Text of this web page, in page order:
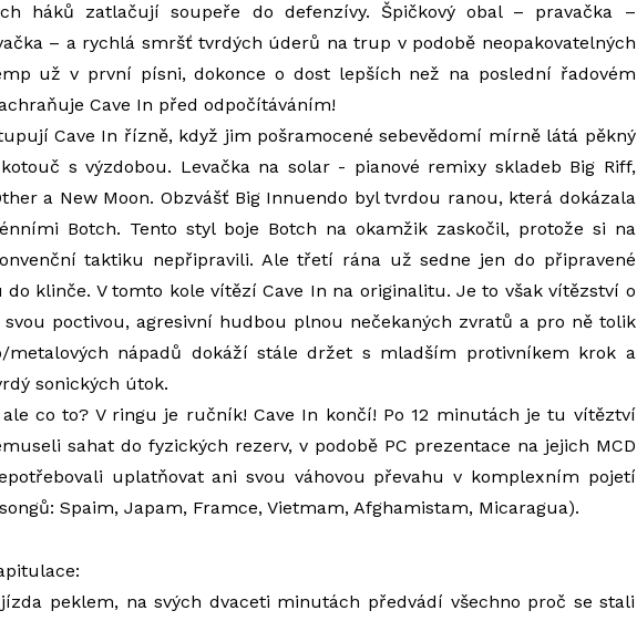
háků zatlačují soupeře do defenzívy. Špičkový obal – pravačka –
– a rychlá smršť tvrdých úderů na trup v podobě neopakovatelných
už v první písni, dokonce o dost lepších než na poslední řadovém
Cave In před odpočítáváním!
Cave In řízně, když jim pošramocené sebevědomí mírně látá pěkný
s výzdobou. Levačka na solar - pianové remixy skladeb Big Riff,
a New Moon. Obzvášť Big Innuendo byl tvrdou ranou, která dokázala
Botch. Tento styl boje Botch na okamžik zaskočil, protože si na
taktiku nepřipravili. Ale třetí rána už sedne jen do připravené
do klinče. V tomto kole vítězí Cave In na originalitu. Je to však vítězství o
svou poctivou, agresivní hudbou plnou nečekaných zvratů a pro ně tolik
metalových nápadů dokáží stále držet s mladším protivníkem krok a
sonických útok.
co to? V ringu je ručník! Cave In končí! Po 12 minutách je tu vítěztví
sahat do fyzických rezerv, v podobě PC prezentace na jejich MCD
uplatňovat ani svou váhovou převahu v komplexním pojetí
Spaim, Japam, Framce, Vietmam, Afghamistam, Micaragua).
peklem, na svých dvaceti minutách předvádí všechno proč se stali